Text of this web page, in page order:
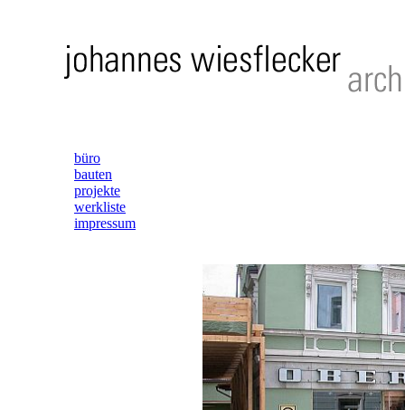
büro
bauten
projekte
werkliste
impressum